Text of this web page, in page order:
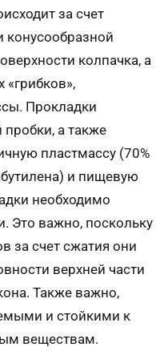
за счет
конусообразной
колпачка, а
«грибков»,
Прокладки
а также
пластмассу (70%
и пищевую
необходимо
Это важно, поскольку
за счет сжатия они
верхней части
Также важно,
и стойкими к
веществам.